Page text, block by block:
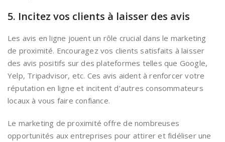
5. Incitez vos clients à laisser des avis
Les avis en ligne jouent un rôle crucial dans le marketing
de proximité. Encouragez vos clients satisfaits à laisser
des avis positifs sur des plateformes telles que Google,
Yelp, Tripadvisor, etc. Ces avis aident à renforcer votre
réputation en ligne et incitent d’autres consommateurs
locaux à vous faire confiance.
Le marketing de proximité offre de nombreuses
opportunités aux entreprises pour attirer et fidéliser une